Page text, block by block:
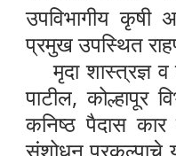
उपविभागीय कृषी
प्रमुख उपस्थित
मृदा शास्त्रज्ञ
पाटील,कोल्हापूर
कनिष्ठ पैदास